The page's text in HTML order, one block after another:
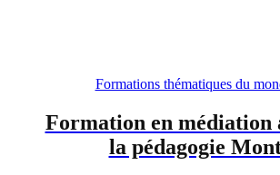
Formations thématiques du
Formation en médiation
la pédagogie